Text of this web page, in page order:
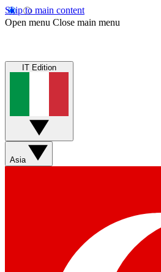
Skip to main content
Open menu Close main menu
IT Edition
Asia